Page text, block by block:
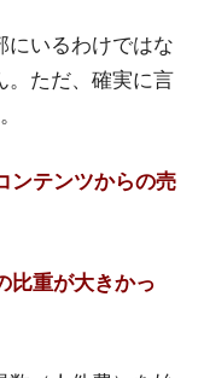
いるわけではな
。ただ、確実に言
ンテンツからの売
比重が大きかっ